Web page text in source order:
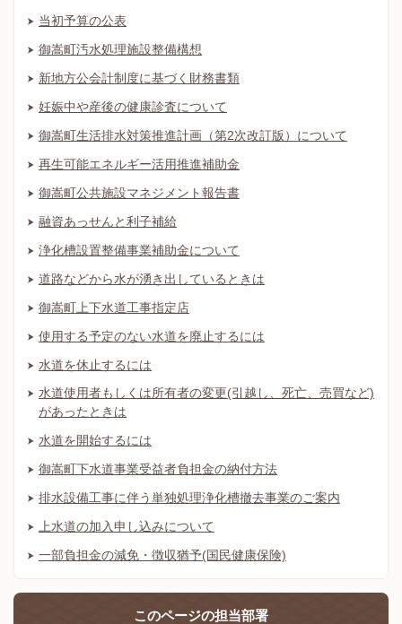
当初予算の公表
御嵩町汚水処理施設整備構想
新地方公会計制度に基づく財務書類
妊娠中や産後の健康診査について
御嵩町生活排水対策推進計画（第2次改訂版）について
再生可能エネルギー活用推進補助金
御嵩町公共施設マネジメント報告書
融資あっせんと利子補給
浄化槽設置整備事業補助金について
道路などから水が湧き出しているときは
御嵩町上下水道工事指定店
使用する予定のない水道を廃止するには
水道を休止するには
水道使用者もしくは所有者の変更(引越し、死亡、売買など)
があったときは
水道を開始するには
御嵩町下水道事業受益者負担金の納付方法
排水設備工事に伴う単独処理浄化槽撤去事業のご案内
上水道の加入申し込みについて
一部負担金の減免・徴収猶予(国民健康保険)
このページの担当部署